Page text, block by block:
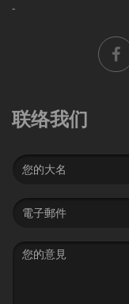
-
联络我们
Name
Email
address
Message